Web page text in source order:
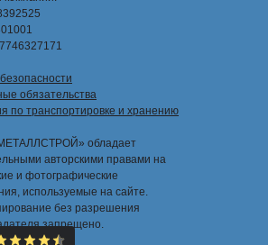
обязательства
по транспортировке и хранению
обладает
авторскими правами на
и фотографические
используемые на сайте.
без разрешения
запрещено.